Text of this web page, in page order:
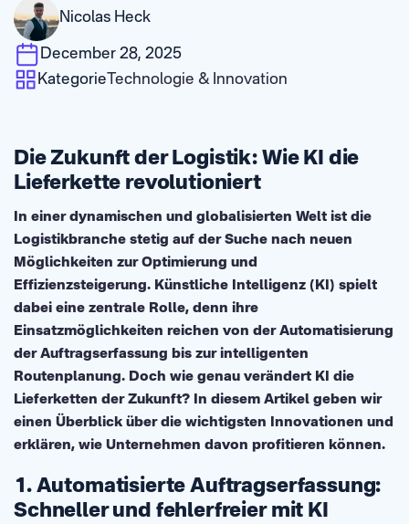
Nicolas Heck
December 28, 2025
Kategorie Technologie & Innovation
Die Zukunft der Logistik: Wie KI die
Lieferkette revolutioniert
In einer dynamischen und globalisierten Welt ist die
Logistikbranche stetig auf der Suche nach neuen
Möglichkeiten zur Optimierung und
Effizienzsteigerung. Künstliche Intelligenz (KI) spielt
dabei eine zentrale Rolle, denn ihre
Einsatzmöglichkeiten reichen von der Automatisierung
der Auftragserfassung bis zur intelligenten
Routenplanung. Doch wie genau verändert KI die
Lieferketten der Zukunft? In diesem Artikel geben wir
einen Überblick über die wichtigsten Innovationen und
erklären, wie Unternehmen davon profitieren können.
1. Automatisierte Auftragserfassung:
Schneller und fehlerfreier mit KI